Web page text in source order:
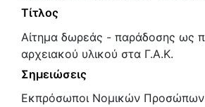
Τίτλος
Αίτημα δωρεάς - παράδοσης ως
αρχειακού υλικού στα Γ.Α.Κ.
Σημειώσεις
Εκπρόσωποι Νομικών Προσώπων